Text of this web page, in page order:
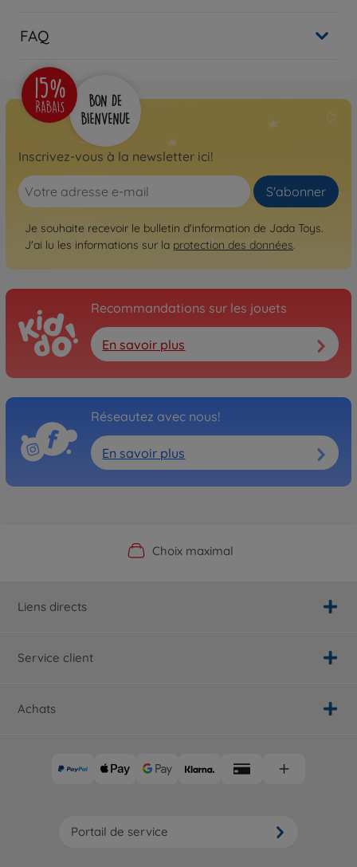
FAQ
Inscrivez-vous à la newsletter ici!
S'abonner
Je souhaite recevoir le bulletin d'information de Jada Toys.
J'ai lu les informations sur la protection des données.
Recommandations sur les jouets
En savoir plus
Réseautez avec nous!
En savoir plus
Boutique officielle du fabricant
Choix maximal
Service personnalisé
Livraison rapide
Liens directs
Service client
Achats
Portail de service